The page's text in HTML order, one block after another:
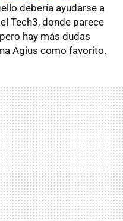
debería ayudarse a
Tech3, donde parece
pero hay más dudas
Agius como favorito.